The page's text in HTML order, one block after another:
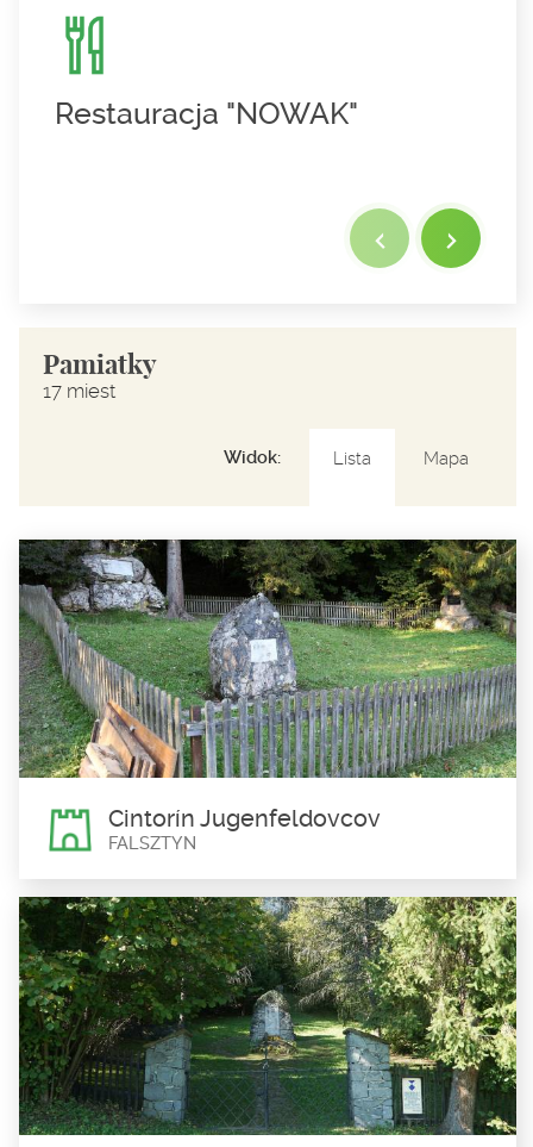
Restauracja "NOWAK"
Pamiatky
17 miest
Widok: Lista Mapa
Cintorín Jugenfeldovcov
FALSZTYN
Cintorín Jugenfeldovcov
Falsztyn
Cintorín Jugenfeldovcov sa nachádza v obci Falštín....